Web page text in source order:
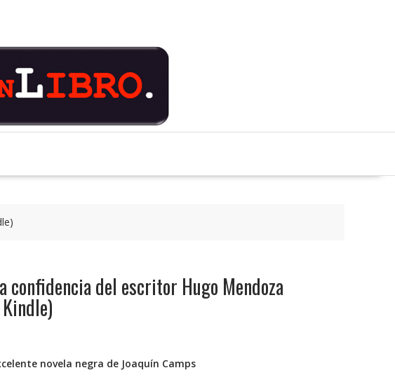
confidencia del escritor Hugo Mendoza
novela negra de Joaquín Camps